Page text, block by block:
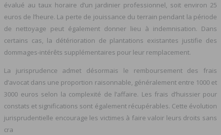
évalué au taux horaire d’un jardinier professionnel, soit environ 25
euros de l’heure. La perte de jouissance du terrain pendant la période
de nettoyage peut également donner lieu à indemnisation. Dans
certains cas, la détérioration de plantations existantes justifie des
dommages-intérêts supplémentaires pour leur remplacement.
La jurisprudence admet désormais le remboursement des frais
d’avocat dans une proportion raisonnable, généralement entre 1000 et
3000 euros selon la complexité de l’affaire. Les frais d’huissier pour
constats et significations sont également récupérables. Cette évolution
jurisprudentielle encourage les victimes à faire valoir leurs droits sans
cra